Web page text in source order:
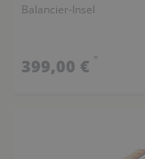
Balancier-Insel
399,00 € *